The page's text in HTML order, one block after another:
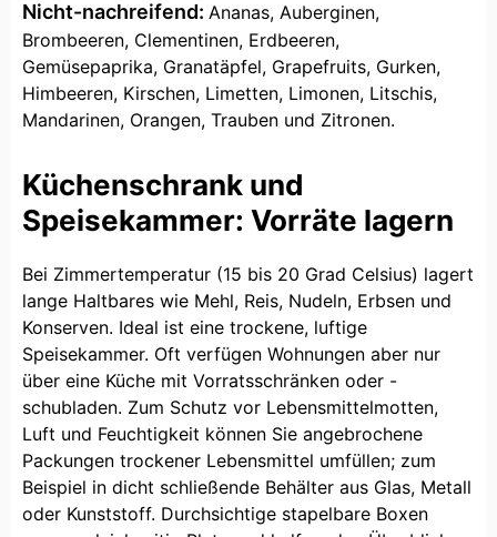
Nicht-nachreifend: Ananas, Auberginen,
Brombeeren, Clementinen, Erdbeeren,
Gemüsepaprika, Granatäpfel, Grapefruits, Gurken,
Himbeeren, Kirschen, Limetten, Limonen, Litschis,
Mandarinen, Orangen, Trauben und Zitronen.
Küchenschrank und
Speisekammer: Vorräte lagern
Bei Zimmertemperatur (15 bis 20 Grad Celsius) lagert
lange Haltbares wie Mehl, Reis, Nudeln, Erbsen und
Konserven. Ideal ist eine trockene, luftige
Speisekammer. Oft verfügen Wohnungen aber nur
über eine Küche mit Vorratsschränken oder -
schubladen. Zum Schutz vor Lebensmittelmotten,
Luft und Feuchtigkeit können Sie angebrochene
Packungen trockener Lebensmittel umfüllen; zum
Beispiel in dicht schließende Behälter aus Glas, Metall
oder Kunststoff. Durchsichtige stapelbare Boxen